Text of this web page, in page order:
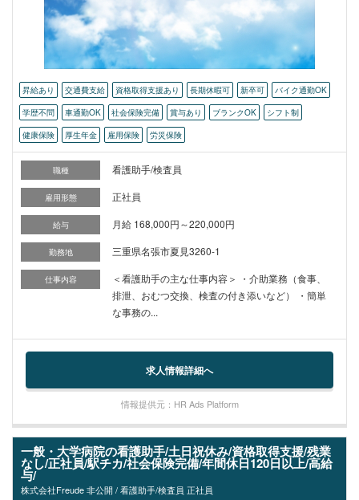
昇給あり 交通費支給 資格取得支援あり 長期休暇可 新卒可
バイク通勤OK
学歴不問
車通勤OK 社会保険完備 賞与あり ブランクOK
シフト制
健康保険
厚生年金 雇用保険 労災保険
職種 看護助手/検査員
雇用形態 正社員
給与 月給 168,000円～220,000円
勤務地 三重県名張市夏見3260-1
仕事内容
＜看護助手の主な仕事内容＞ ・介助業務（食事、
排泄、おむつ交換、検査の付き添いなど） ・簡単
な事務の...
求人情報詳細へ
情報提供元：HR Ads Platform
一般・大学病院の看護助手/土日祝休み/資格取得支援/残業
なし/正社員/駅チカ/社会保険完備/年間休日120日以上/高給
与/
株式会社Freude 非公開 / 看護助手/検査員 正社員